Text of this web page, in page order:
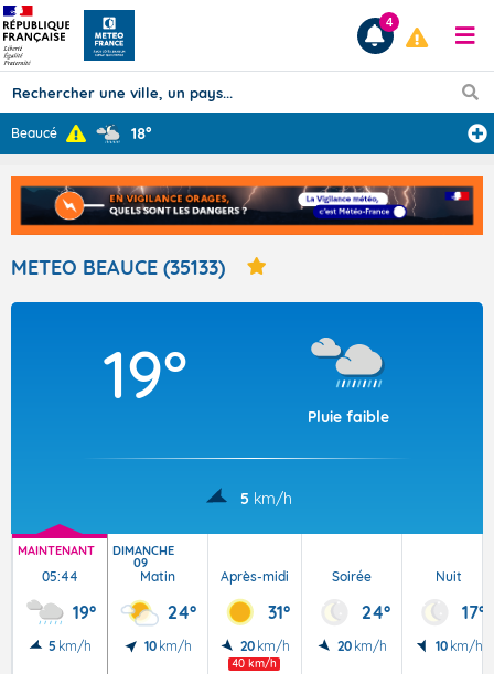
Prévisions
TOUS LES RÉSULTATS
Articles
4
Beaucé 18°
METEO BEAUCE (35133)
19°
Pluie faible
5 km/h
MAINTENANT
05:44
19°
5 km/h
DIMANCHE
09
Matin
24°
10 km/h
Après-midi
31°
20 km/h
40 km/h
Soirée
24°
20 km/h
Nuit
17°
10 km/h